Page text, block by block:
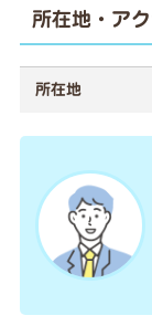
所在地・ア
所在地